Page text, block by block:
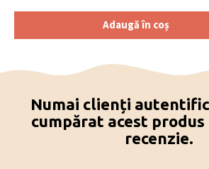
Adaugă în coș
Numai clienți
cumpărat acest produs
recenzie.